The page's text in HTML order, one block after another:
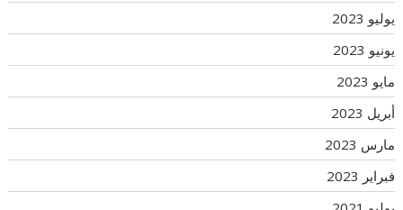
يوليو 2023
يونيو 2023
مايو 2023
أبريل 2023
مارس 2023
فبراير 2023